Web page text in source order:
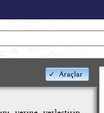
Araçlar